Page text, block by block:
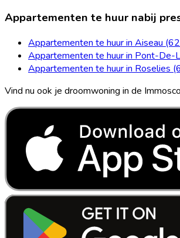
Appartementen te huur nabij
Appartementen te huur in Aiseau
Appartementen te huur in Pont-De-
Appartementen te huur in Roselies
Vind nu ook je droomwoning in de